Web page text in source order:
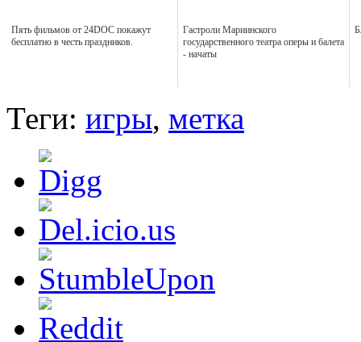
Пять фильмов от 24DOC покажут
бесплатно в честь праздников.
Гастроли Мариинского
государственного театра оперы и балета
- начаты
Теги: игры, метка